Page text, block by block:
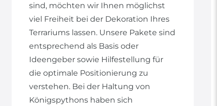
sind, möchten wir Ihnen möglichst
viel Freiheit bei der Dekoration Ihres
Terrariums lassen. Unsere Pakete sind
entsprechend als Basis oder
Ideengeber sowie Hilfestellung für
die optimale Positionierung zu
verstehen. Bei der Haltung von
Königspythons haben sich